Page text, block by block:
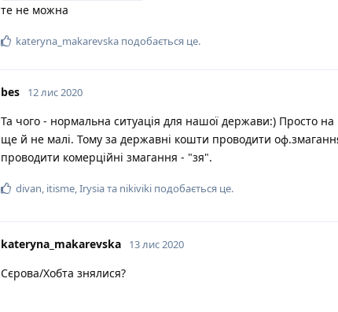
те не можна
kateryna_makarevska подобається це.
bes 12 лис 2020
Та чого - нормальна ситуація для нашої держави:) Просто
ще й не малі. Тому за державні кошти проводити
проводити комерційні змагання - "зя".
divan, itisme,Irysiaта nikiviki подобається це.
kateryna_makarevska 13 лис 2020
Сєрова/Хобта знялися?